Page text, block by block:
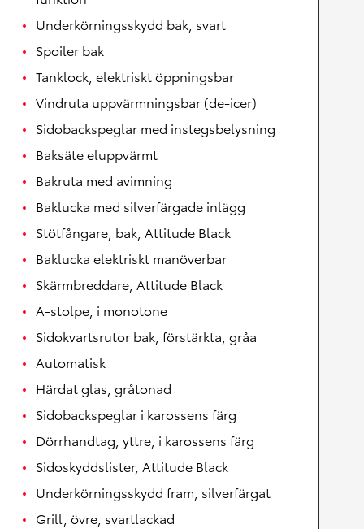
Underkörningsskydd bak, svart
Spoiler bak
Tanklock, elektriskt öppningsbar
Vindruta uppvärmningsbar (de-icer)
Sidobackspeglar med instegsbelysning
Baksäte eluppvärmt
Bakruta med avimning
Baklucka med silverfärgade inlägg
Stötfångare, bak, Attitude Black
Baklucka elektriskt manöverbar
Skärmbreddare, Attitude Black
A-stolpe, i monotone
Sidokvartsrutor bak, förstärkta, gråa
Automatisk
Härdat glas, gråtonad
Sidobackspeglar i karossens färg
Dörrhandtag, yttre, i karossens färg
Sidoskyddslister, Attitude Black
Underkörningsskydd fram, silverfärgat
Grill, övre, svartlackad